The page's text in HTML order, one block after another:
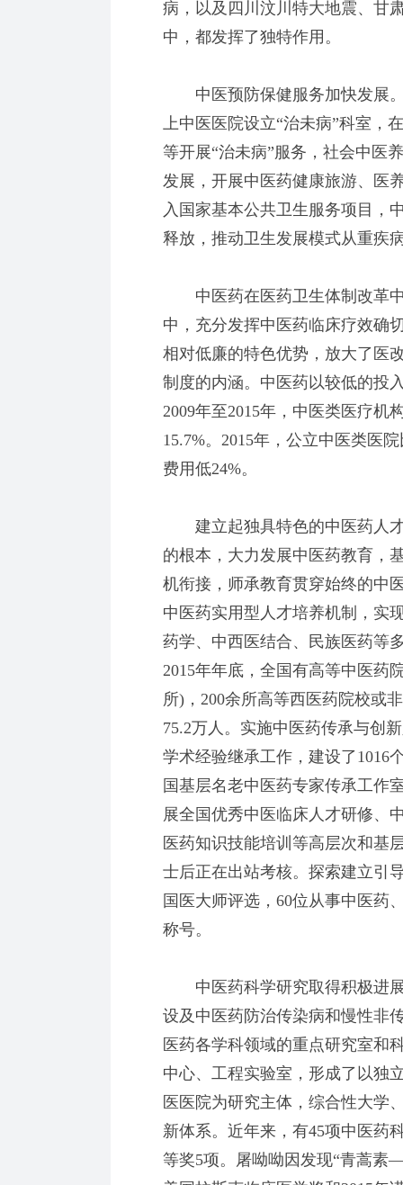
病，以及四川汶川特大地震、甘
中，都发挥了独特作用。
中医预防保健服务加快发展。
上中医医院设立“治未病”科室，
等开展“治未病”服务，社会中医
发展，开展中医药健康旅游、医
入国家基本公共卫生服务项目，
释放，推动卫生发展模式从重疾
中医药在医药卫生体制改革中
中，充分发挥中医药临床疗效确
相对低廉的特色优势，放大了医
制度的内涵。中医药以较低的投
2009年至2015年，中医类医疗机
15.7%。2015年，公立中医类医
费用低24%。
建立起独具特色的中医药人才
的根本，大力发展中医药教育，
机衔接，师承教育贯穿始终的中
中医药实用型人才培养机制，实
药学、中西医结合、民族医药等
2015年年底，全国有高等中医药
所)，200余所高等西医药院校或
75.2万人。实施中医药传承与创
学术经验继承工作，建设了1016
国基层名老中医药专家传承工作
展全国优秀中医临床人才研修、
医药知识技能培训等高层次和基
士后正在出站考核。探索建立引
国医大师评选，60位从事中医药
称号。
中医药科学研究取得积极进展
设及中医药防治传染病和慢性非
医药各学科领域的重点研究室和
中心、工程实验室，形成了以独
医医院为研究主体，综合性大学
新体系。近年来，有45项中医药
等奖5项。屠呦呦因发现“青蒿素